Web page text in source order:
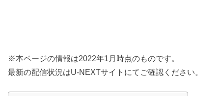
※本ページの情報は2022年1月時点のものです。
最新の配信状況はU-NEXTサイトにてご確認ください。